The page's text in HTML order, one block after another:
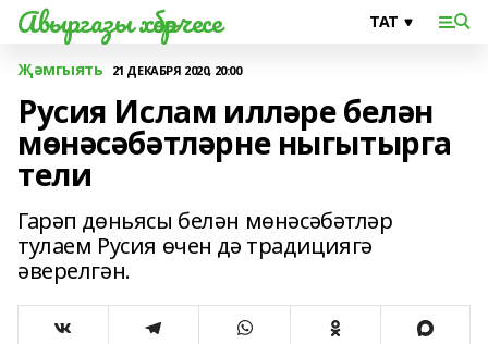
Авыргазы хәбәрчесе
Җәмгыять 21 ДЕКАБРЯ 2020, 20:00
Русия Ислам илләре белән
мөнәсәбәтләрне ныгытырга
тели
Гарәп дөньясы белән мөнәсәбәтләр
тулаем Русия өчен дә традициягә
әверелгән.